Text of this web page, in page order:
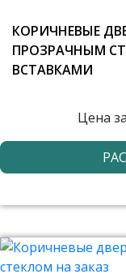
КОРИЧНЕВЫЕ
ПРОЗРАЧНЫМ
ВСТАВКАМИ
Цена